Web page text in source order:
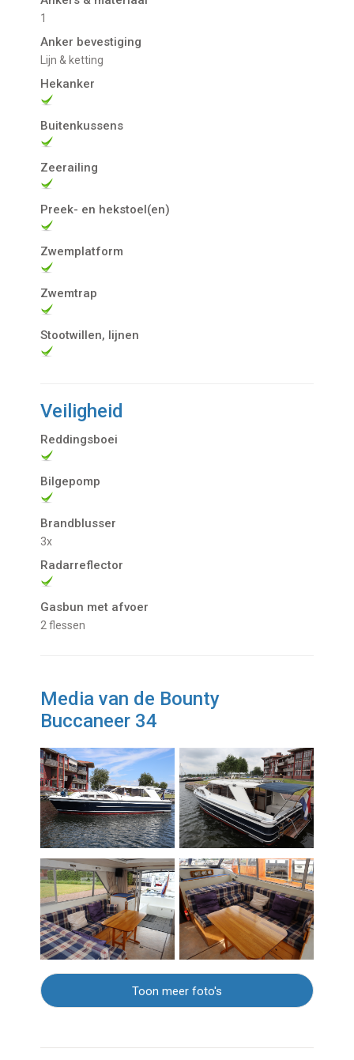
1
Anker bevestiging
Lijn & ketting
Hekanker
Buitenkussens
Zeerailing
Preek- en hekstoel(en)
Zwemplatform
Zwemtrap
Stootwillen, lijnen
Veiligheid
Reddingsboei
Bilgepomp
Brandblusser
3x
Radarreflector
Gasbun met afvoer
2 flessen
Media van de Bounty
Buccaneer 34
Toon meer foto's